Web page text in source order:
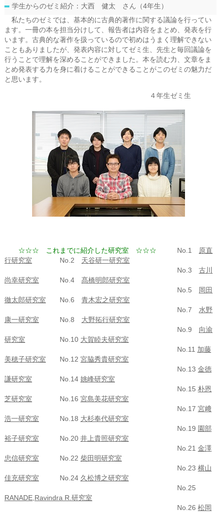
学生からのゼミ紹介：大西 健太 さん（4年生）
私たちのゼミでは、基本的に古典的著作に関する議論を行ってい
ます。一冊の本を担当分けして、報告者は内容をまとめ、発表を行
います。古典的な著作を扱っているので初めはうまく理解できない
こともありましたが、発表内容に対してゼミ生、先生と毎回議論を
行うことで理解を深めることができました。本を読む力、文章をま
とめ発表する力を身に着けることができることがこのゼミの魅力だ
と思います。
４年生ゼミ生
☆☆☆ これまでに紹介した研究室 ☆☆☆ No.1
原直
行研究室 No.2 天谷研一研究室
No.3 古川
尚幸研究室 No.4 髙橋明郎研究室
No.5
岡田
徹太郎研究室 No.6 青木宏之研究室
No.7 水野
康一研究室 No.8 大野拓行研究室
No.9 向渝
研究室 No.10 大賀睦夫研究室
No.11 加藤
美穂子研究室 No.12 宮脇秀貴研究室
No.13 金徳
謙研究室 No.14 姚峰研究室
No.15 朴恩
芝研究室 No.16 宮島美花研究室
No.17 宮﨑
浩一研究室 No.18 大杉奉代研究室
No.19 園部
裕子研究室 No.20 井上貴照研究室
No.21 金澤
忠信研究室 No.22 柴田明研究室
No.23 横山
佳充研究室 No.24 久松博之研究室
No.25
RANADE,Ravindra R.研究室
No.26 松岡